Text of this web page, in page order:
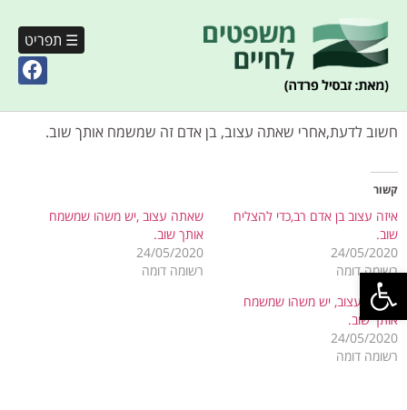
פתח סרגל נגישות
☰ תפריט
חשוב לדעת,אחרי שאתה עצוב, בן אדם זה שמשמח אותך שוב.
קשור
איזה עצוב בן אדם רב,כדי להצליח
שוב.
24/05/2020
רשומה דומה
שאתה עצוב ,יש משהו שמשמח
אותך שוב.
24/05/2020
רשומה דומה
שאתה עצוב, יש משהו שמשמח
אותך שוב.
24/05/2020
רשומה דומה